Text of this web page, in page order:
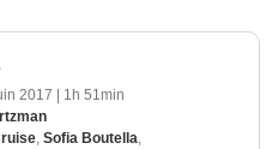
2017 | 1h 51min
Sofia Boutella